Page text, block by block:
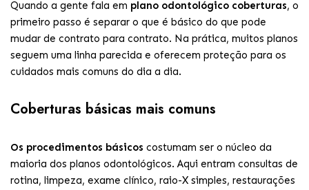
Quando a gente fala em plano odontológico coberturas, o
primeiro passo é separar o que é básico do que pode
mudar de contrato para contrato. Na prática, muitos planos
seguem uma linha parecida e oferecem proteção para os
cuidados mais comuns do dia a dia.
Coberturas básicas mais comuns
Os procedimentos básicos costumam ser o núcleo da
maioria dos planos odontológicos. Aqui entram consultas de
rotina, limpeza, exame clínico, raio-X simples, restaurações